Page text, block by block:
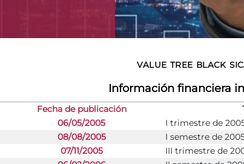
VALUE TREE BLACK
Información financiera
Fecha de publicación
06/05/2005
I trimestre de
08/08/2005
I semestre de
07/11/2005
III trimestre de